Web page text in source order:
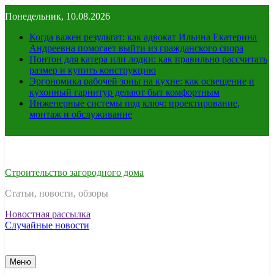
к
содержимому
Понедельник, 10.08.2026
Когда важен результат: как адвокат Ильина Екатерина
Андреевна помогает выйти из гражданского спора
Понтон для катера или лодки: как правильно рассчитать
размер и купить конструкцию
Эргономика рабочей зоны на кухне: как освещение и
кухонный гарнитур делают быт комфортным
Инженерные системы под ключ: проектирование,
монтаж и обслуживание
Строительство загородного дома
Статьи, новости, обзоры
Новостная рассылка
Случайные новости
Меню